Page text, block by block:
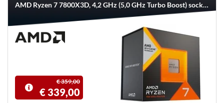
AMD Ryzen 7 7800X3D, 4,2 GHz (5,0 GHz Turbo Boost) socket AM5 processor
€ 359,00
€ 339,00